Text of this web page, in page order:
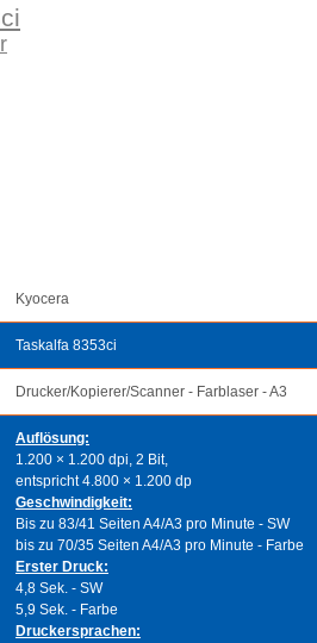
Kyocera
Taskalfa 8353ci
Drucker/Kopierer/Scanner - Farblaser - A3
Auflösung:
1.200 × 1.200 dpi, 2 Bit,
entspricht 4.800 × 1.200 dp
Geschwindigkeit:
Bis zu 83/41 Seiten A4/A3 pro Minute - SW
bis zu 70/35 Seiten A4/A3 pro Minute - Farbe
Erster Druck:
4,8 Sek. - SW
5,9 Sek. - Farbe
Druckersprachen: